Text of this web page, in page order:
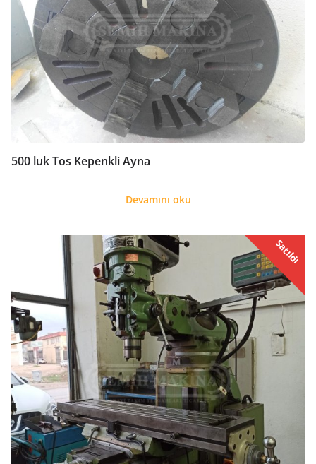
500 luk Tos Kepenkli Ayna
Devamını oku
Satıldı